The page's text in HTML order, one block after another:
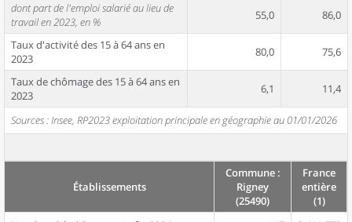
dont part de l'emploi salarié au lieu de
travail en 2023, en %
55,0 86,0
Taux d'activité des 15 à 64 ans en
2023
80,0 75,6
Taux de chômage des 15 à 64 ans en
2023
6,1 11,4
Sources : Insee, RP2023 exploitation principale en géographie au 01/01/2026
Établissements
Commune :
Rigney
(25490)
France
entière
(1)